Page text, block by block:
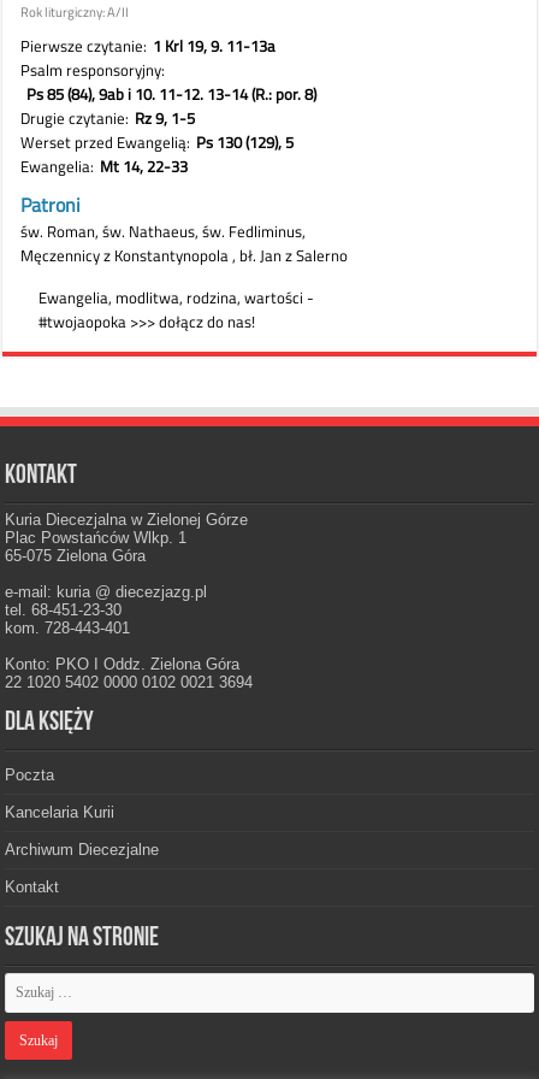
Kontakt
Kuria Diecezjalna w Zielonej Górze
Plac Powstańców Wlkp. 1
65-075 Zielona Góra
e-mail: kuria @ diecezjazg.pl
tel. 68-451-23-30
kom. 728-443-401
Konto: PKO I Oddz. Zielona Góra
22 1020 5402 0000 0102 0021 3694
Dla księży
Poczta
Kancelaria Kurii
Archiwum Diecezjalne
Kontakt
Szukaj na stronie